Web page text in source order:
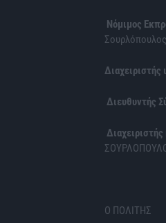
Νόμιμος
Σουρλόπουλος
Διαχειριστής
Διευθυντής
Ο ΠΟΛΙΤΗΣ